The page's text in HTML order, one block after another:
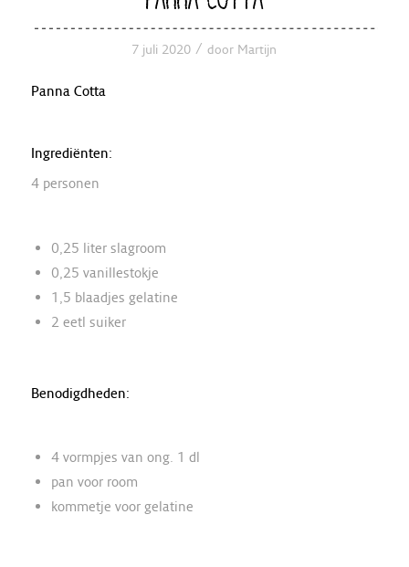
7 juli 2020 / door Martijn
Panna Cotta
Ingrediënten:
4 personen
0,25 liter slagroom
0,25 vanillestokje
1,5 blaadjes gelatine
2 eetl suiker
Benodigdheden:
4 vormpjes van ong. 1 dl
pan voor room
kommetje voor gelatine